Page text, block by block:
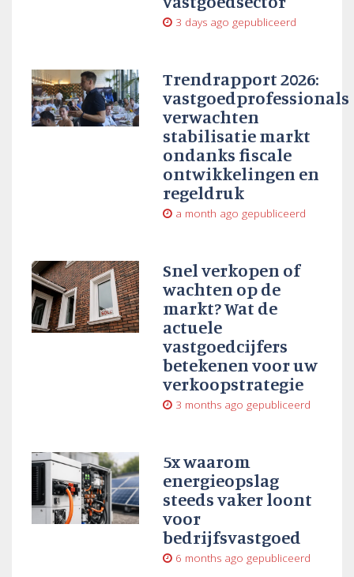
3 days ago gepubliceerd
Trendrapport 2026:
vastgoedprofessionals
verwachten
stabilisatie markt
ondanks fiscale
ontwikkelingen en
regeldruk
a month ago gepubliceerd
Snel verkopen of
wachten op de
markt? Wat de
actuele
vastgoedcijfers
betekenen voor uw
verkoopstrategie
3 months ago gepubliceerd
5x waarom
energieopslag
steeds vaker loont
voor
bedrijfsvastgoed
6 months ago gepubliceerd